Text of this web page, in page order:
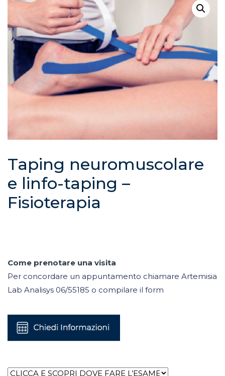
Taping neuromuscolare
e linfo-taping –
Fisioterapia
Come prenotare una visita
Per concordare un appuntamento chiamare Artemisia
Lab Analisys 06/55185 o compilare il form